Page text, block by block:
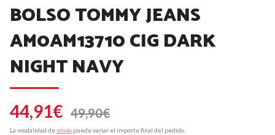
BOLSO TOMMY JEANS
AM0AM13710 CIG DARK
NIGHT NAVY
44,91€ 49,90€
La modalidad de envío puede variar el importe final del pedido.